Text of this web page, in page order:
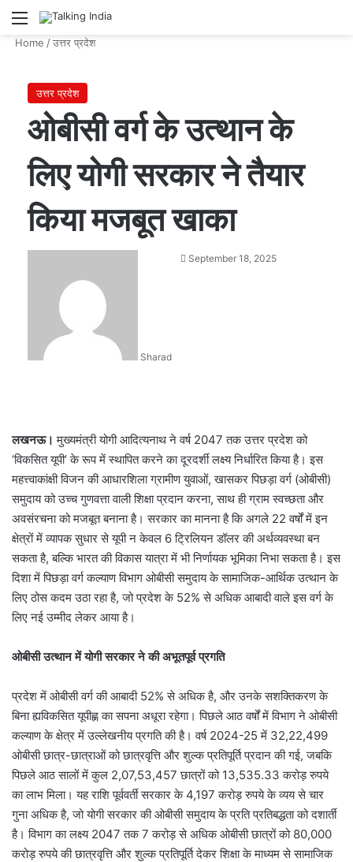
Menu
Home /उत्तर प्रदेश
उत्तर प्रदेश
ओबीसी वर्ग के उत्थान के
लिए योगी सरकार ने तैयार
किया मजबूत खाका
Sharad
SendSeptember 18, 2025
लखनऊ। मुख्यमंत्री योगी आदित्यनाथ ने वर्ष 2047 तक उत्तर प्रदेश को
‘विकसित यूपी’ के रूप में स्थापित करने का दूरदर्शी लक्ष्य निर्धारित किया है। इस
महत्त्वाकांक्षी विजन की आधारशिला ग्रामीण युवाओं, खासकर पिछड़ा वर्ग (ओबीसी)
समुदाय को उच्च गुणवत्ता वाली शिक्षा प्रदान करना, साथ ही ग्राम स्वच्छता और
अवसंरचना को मजबूत बनाना है। सरकार का मानना है कि अगले 22 वर्षों में इन
क्षेत्रों में व्यापक सुधार से यूपी न केवल 6 ट्रिलियन डॉलर की अर्थव्यवस्था बन
सकता है, बल्कि भारत की विकास यात्रा में भी निर्णायक भूमिका निभा सकता है। इस
दिशा में पिछड़ा वर्ग कल्याण विभाग ओबीसी समुदाय के सामाजिक-आर्थिक उत्थान के
लिए ठोस कदम उठा रहा है, जो प्रदेश के 52% से अधिक आबादी वाले इस वर्ग के
लिए नई उम्मीद लेकर आया है।
ओबीसी उत्थान में योगी सरकार ने की अभूतपूर्व प्रगति
प्रदेश में ओबीसी वर्ग की आबादी 52% से अधिक है, और उनके सशक्तिकरण के
बिना ह्यविकसित यूपीह्ण का सपना अधूरा रहेगा। पिछले आठ वर्षों में विभाग ने ओबीसी
कल्याण के क्षेत्र में उल्लेखनीय प्रगति की है। वर्ष 2024-25 में 32,22,499
ओबीसी छात्र-छात्राओं को छात्रवृत्ति और शुल्क प्रतिपूर्ति प्रदान की गई, जबकि
पिछले आठ सालों में कुल 2,07,53,457 छात्रों को 13,535.33 करोड़ रुपये
का लाभ मिला। यह राशि पूर्ववर्ती सरकार के 4,197 करोड़ रुपये के व्यय से चार
गुना अधिक है, जो योगी सरकार की ओबीसी समुदाय के प्रति प्रतिबद्धता को दशार्ती
है। विभाग का लक्ष्य 2047 तक 7 करोड़ से अधिक ओबीसी छात्रों को 80,000
करोड़ रुपये की छात्रवृत्ति और शुल्क प्रतिपूर्ति देकर शिक्षा के माध्यम से सामाजिक